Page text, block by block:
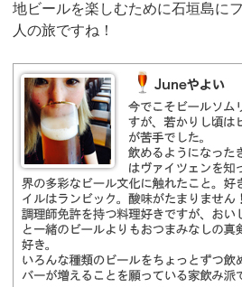
地ビールを楽しむために石垣島に
人の旅ですね！